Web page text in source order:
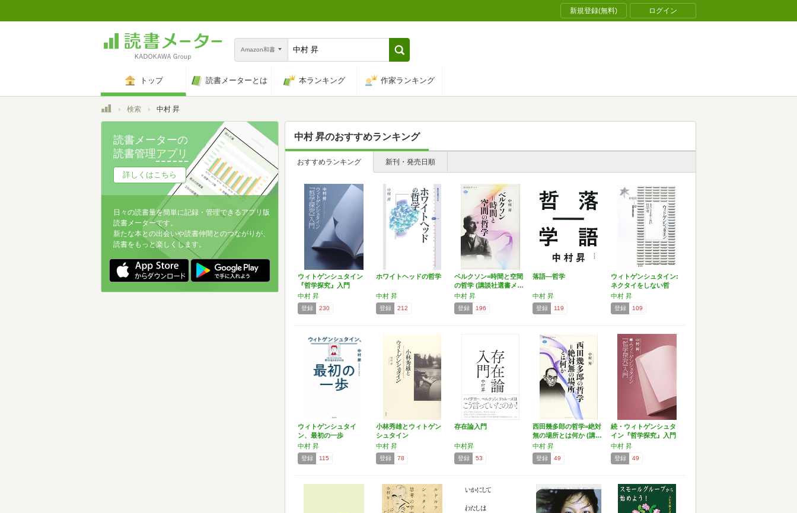
新規登録(無料) ログイン
Amazon和書
トップ 読書メーターとは 本ランキング 作家ランキング
トップ検索 中村 昇
中村 昇のおすすめランキング
おすすめランキング 新刊・発売日順
ウィトゲンシュタイン
『哲学探究』入門
中村 昇
登録 230
ホワイトヘッドの哲学
中村 昇
登録 212
ベルクソン=時間と空間
の哲学 (講談社選書メ…
中村 昇
登録 196
落語―哲学
中村 昇
登録 119
ウィトゲンシュタイン:
ネクタイをしない哲
学…
中村 昇
登録 109
ウィトゲンシュタイ
ン、最初の一歩
中村 昇
登録 115
小林秀雄とウィトゲン
シュタイン
中村 昇
登録 78
存在論入門
中村昇
登録 53
西田幾多郎の哲学=絶対
無の場所とは何か (講…
中村 昇
登録 49
続・ウィトゲンシュタ
イン『哲学探究』入門
中村 昇
登録 49
読書メーターの
読書管理アプリ
詳しくはこちら
日々の読書量を簡単に記録・管理できるアプリ版
読書メーターです。
新たな本との出会いや読書仲間とのつながりが、
読書をもっと楽しくします。